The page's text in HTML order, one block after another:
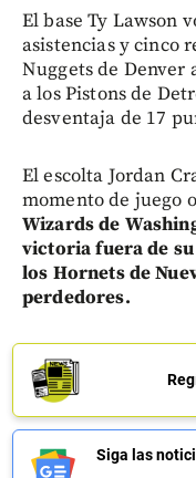
El base Ty Lawson
asistencias y cinco
Nuggets de Denver
a los Pistons de
desventaja de 17
El escolta Jordan
momento de juego
Wizards de
victoria fuera de
los Hornets de
perdedores.
Siga las